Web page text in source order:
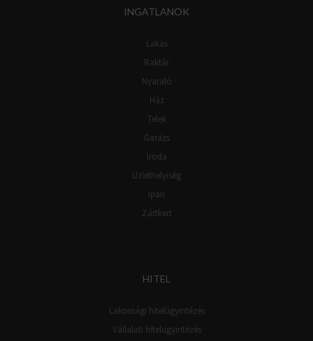
INGATLANOK
Lakás
Raktár
Nyaraló
Ház
Telek
Garázs
Iroda
Üzlethelyiség
Ipari
Zártkert
HITEL
Lakossági hitelügyintézés
Vállalati hitelügyintézés